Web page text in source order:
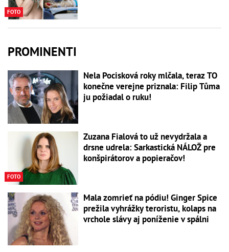
FOTO
PROMINENTI
Nela Pocisková roky mlčala, teraz TO
konečne verejne priznala: Filip Tůma
ju požiadal o ruku!
FOTO
Zuzana Fialová to už nevydržala a
drsne udrela: Sarkastická NÁLOŽ pre
konšpirátorov a popieračov!
Mala zomrieť na pódiu! Ginger Spice
prežila vyhrážky teroristu, kolaps na
vrchole slávy aj poníženie v spálni